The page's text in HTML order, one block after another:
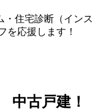
・住宅診断（インス
を応援します！
中古戸建！